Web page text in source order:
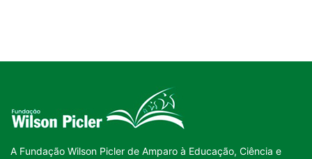
A Fundação Wilson Picler de Amparo à Educação, Ciência e